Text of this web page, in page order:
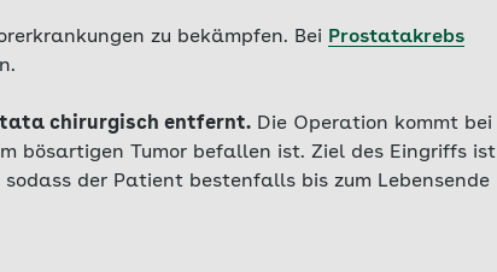
zu bekämpfen. Bei Prostatakrebs
chirurgisch entfernt. Die Operation kommt bei
bösartigen Tumor befallen ist. Ziel des Eingriffs ist
der Patient bestenfalls bis zum Lebensende